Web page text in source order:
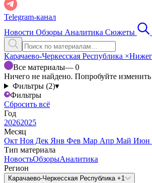
Telegram-канал
Новости Обзоры Аналитика Сюжеты
Карачаево-Черкесская Республика ×
Все материалы— 0
Ничего не найдено. Попробуйте
Фильтры (2)▾
Фильтры
Сбросить всё
Год
20262025
Месяц
Окт Ноя Дек Янв Фев Мар Апр Май Июн
Тип материала
НовостьОбзорыАналитика
Регион
Карачаево-Черкесская Республика +1